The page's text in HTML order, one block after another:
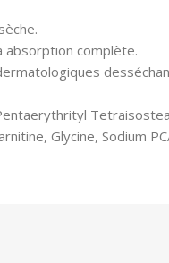
absorption complète.
Glycine, Sodium